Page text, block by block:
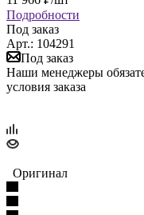
Подробности
Под заказ
Арт.: 104291
Под заказ
Наши менеджеры
условия заказа
Оригинал